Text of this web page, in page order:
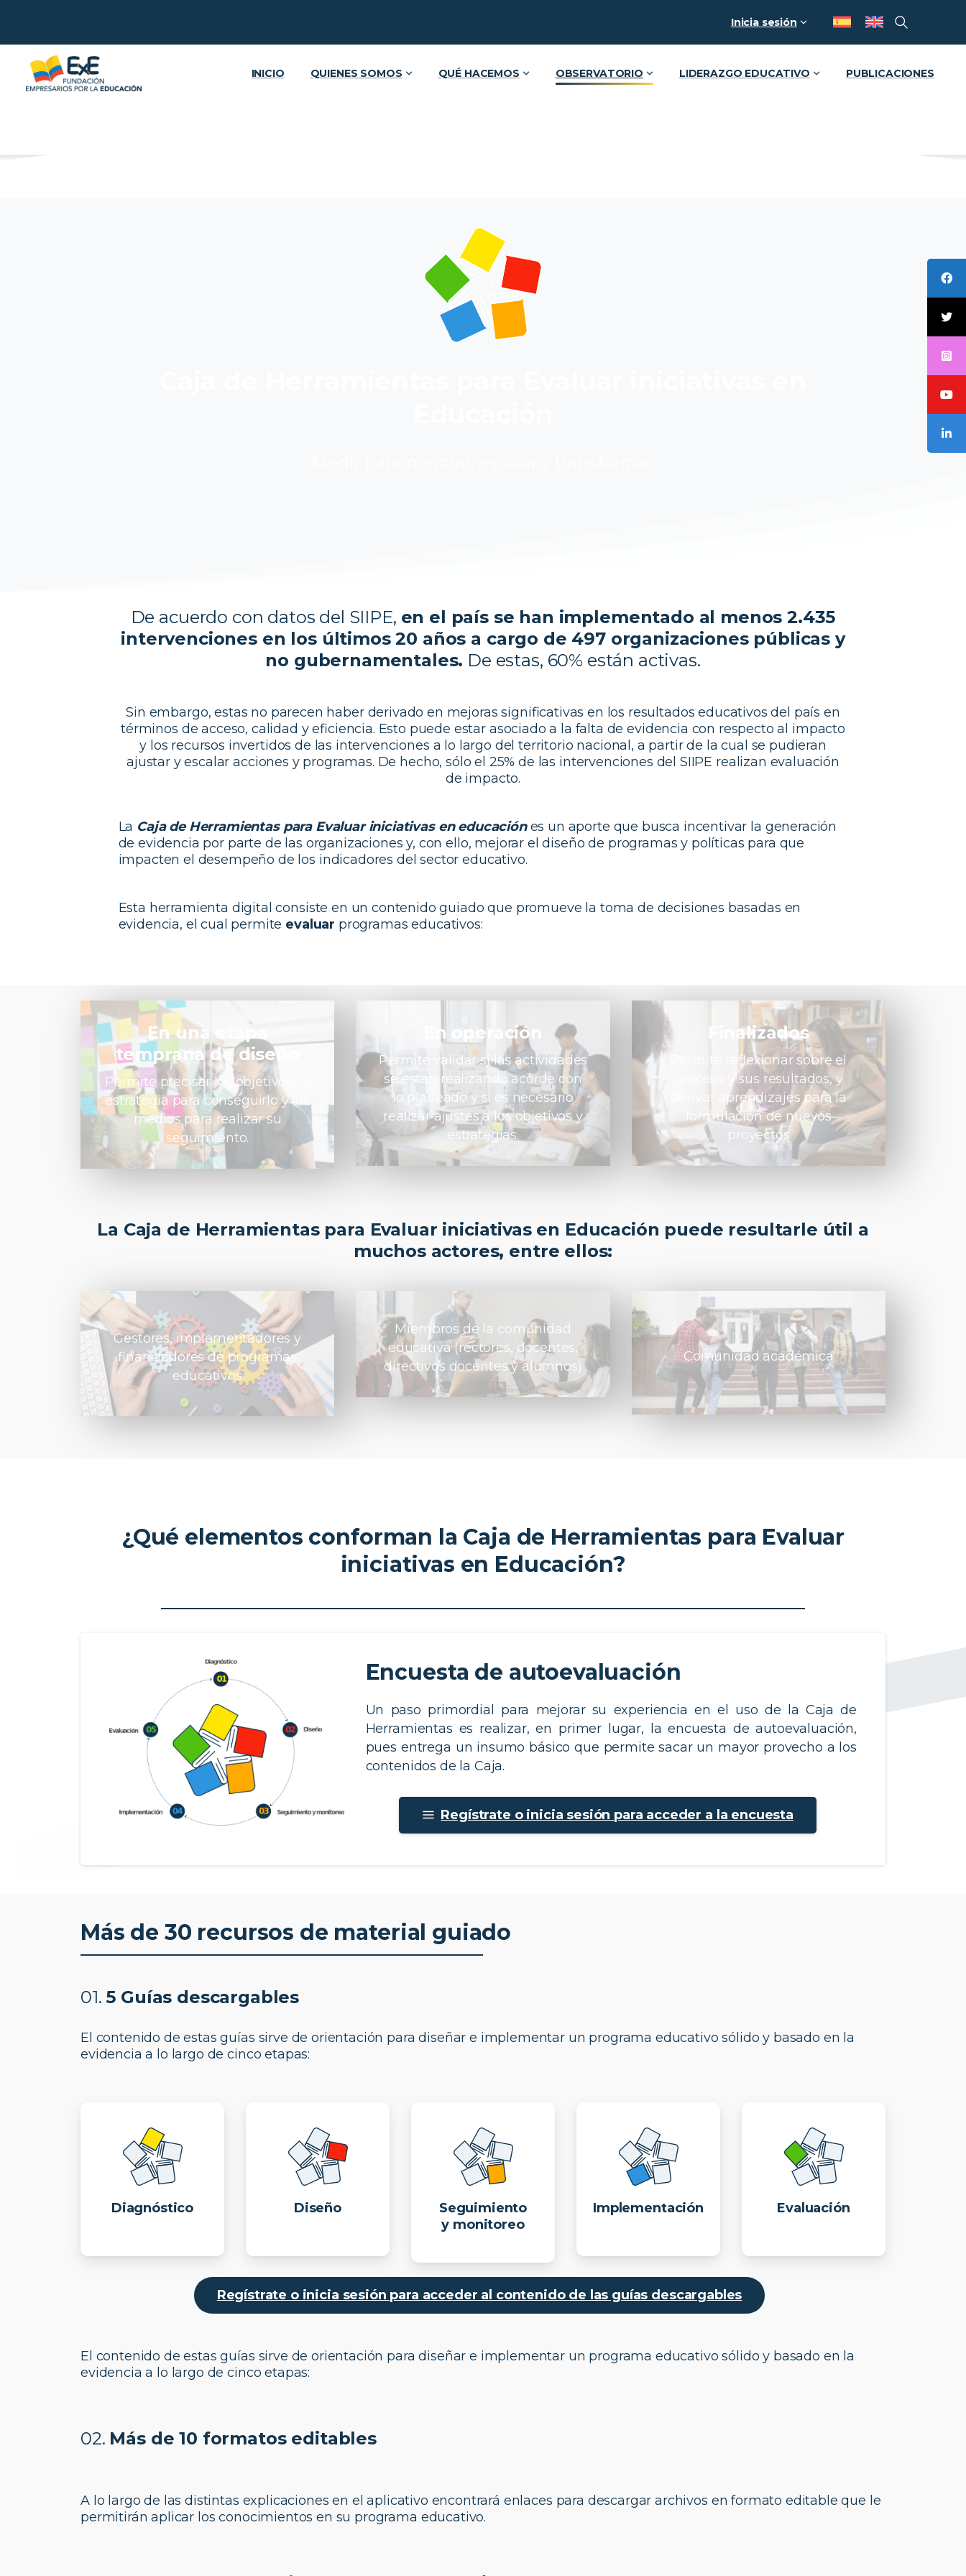
Inicia sesión
INICIO QUIENES SOMOS QUÉ HACEMOS OBSERVATORIO LIDERAZGO EDUCATIVO PUBLICACIONES
De acuerdo con datos del SIIPE, en el país se han implementado al menos 2.435
intervenciones en los últimos 20 años a cargo de 497 organizaciones públicas y
no gubernamentales. De estas, 60% están activas.
Sin embargo, estas no parecen haber derivado en mejoras significativas en los resultados educativos del país en
términos de acceso, calidad y eficiencia. Esto puede estar asociado a la falta de evidencia con respecto al impacto
y los recursos invertidos de las intervenciones a lo largo del territorio nacional, a partir de la cual se pudieran
ajustar y escalar acciones y programas. De hecho, sólo el 25% de las intervenciones del SIIPE realizan evaluación
de impacto.
La Caja de Herramientas para Evaluar iniciativas en educaciónes un aporte que busca incentivar la generación
de evidencia por parte de las organizaciones y, con ello, mejorar el diseño de programas y políticas para que
impacten el desempeño de los indicadores del sector educativo.
Esta herramienta digital consiste en un contenido guiado que promueve la toma de decisiones basadas en
evidencia, el cual permite evaluar programas educativos:
En una etapa
temprana de diseño
Permite precisar los objetivos, la
estrategia para conseguirlo y los
medios para realizar su
seguimiento.
En operación
Permite validar si las actividades
se están realizando acorde con
lo planeado y si es necesario
realizar ajustes a los objetivos y
estrategias.
Finalizados
Permite reflexionar sobre el
proceso y sus resultados, y
derivar aprendizajes para la
formulación de nuevos
proyectos
La Caja de Herramientas para Evaluar iniciativas en Educación puede resultarle útil a
muchos actores, entre ellos:
Gestores, implementadores y
financiadores de programas
educativos
Miembros de la comunidad
educativa (rectores, docentes,
directivos docentes y alumnos)
Comunidad académica
¿Qué elementos conforman la Caja de Herramientas para Evaluar
iniciativas en Educación?
Encuesta de autoevaluación
Un paso primordial para mejorar su experiencia en el uso de la Caja de
Herramientas es realizar, en primer lugar, la encuesta de autoevaluación,
pues entrega un insumo básico que permite sacar un mayor provecho a los
contenidos de la Caja.​
Regístrate o inicia sesión para acceder a la encuesta
Más de 30 recursos de material guiado
01.5 Guías descargables
El contenido de estas guías sirve de orientación para diseñar e implementar un programa educativo sólido y basado en la
evidencia a lo largo de cinco etapas:
Diagnóstico Diseño
Seguimiento
y monitoreo
Implementación Evaluación
Regístrate o inicia sesión para acceder al contenido de las guías descargables
El contenido de estas guías sirve de orientación para diseñar e implementar un programa educativo sólido y basado en la
evidencia a lo largo de cinco etapas:
02. Más de 10 formatos editables
A lo largo de las distintas explicaciones en el aplicativo encontrará enlaces para descargar archivos en formato editable que le
permitirán aplicar los conocimientos en su programa educativo.